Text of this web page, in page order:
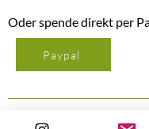
Oder spende direkt per
Paypal